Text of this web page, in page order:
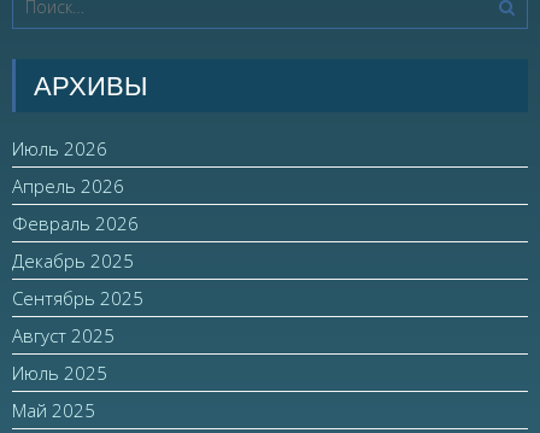
АРХИВЫ
Июль 2026
Апрель 2026
Февраль 2026
Декабрь 2025
Сентябрь 2025
Август 2025
Июль 2025
Май 2025